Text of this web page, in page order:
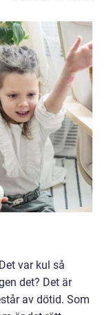
var kul så
det? Det är
av dötid. Som